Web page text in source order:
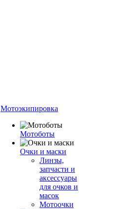
Мотоэкипировка
Мотоботы
Очки и маски
Линзы,
запчасти и
аксессуары
для очков и
масок
Мотоочки